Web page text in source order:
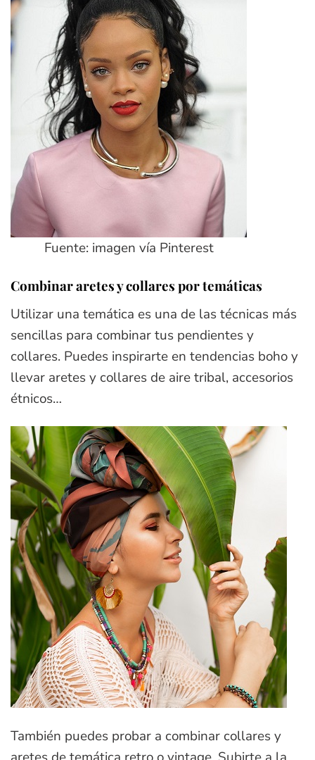
Fuente: imagen vía Pinterest
Combinar aretes y collares por temáticas
Utilizar una temática es una de las técnicas más
sencillas para combinar tus pendientes y
collares. Puedes inspirarte en tendencias boho y
llevar aretes y collares de aire tribal, accesorios
étnicos…
También puedes probar a combinar collares y